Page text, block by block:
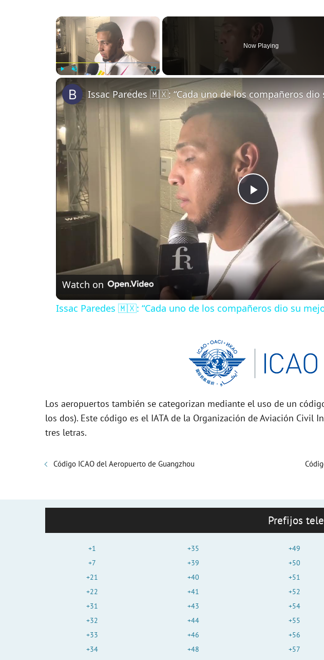
×
Now Playing
P
l
a
y
e
Issac Paredes 🇲🇽: “Cada uno de los compañeros dio
Watch on
Issac Paredes 🇲🇽: “Cada uno de los compañeros dio su
Los aeropuertos también se categorizan mediante el uso de un
los dos). Este código es el IATA de la Organización de Aviación Civil
tres letras.
Código ICAO del Aeropuerto de Guangzhou
Prefijos
+1
+7
+21
+22
+31
+32
+33
+34
+35
+39
+40
+41
+43
+44
+46
+48
+49
+50
+51
+52
+54
+55
+56
+57